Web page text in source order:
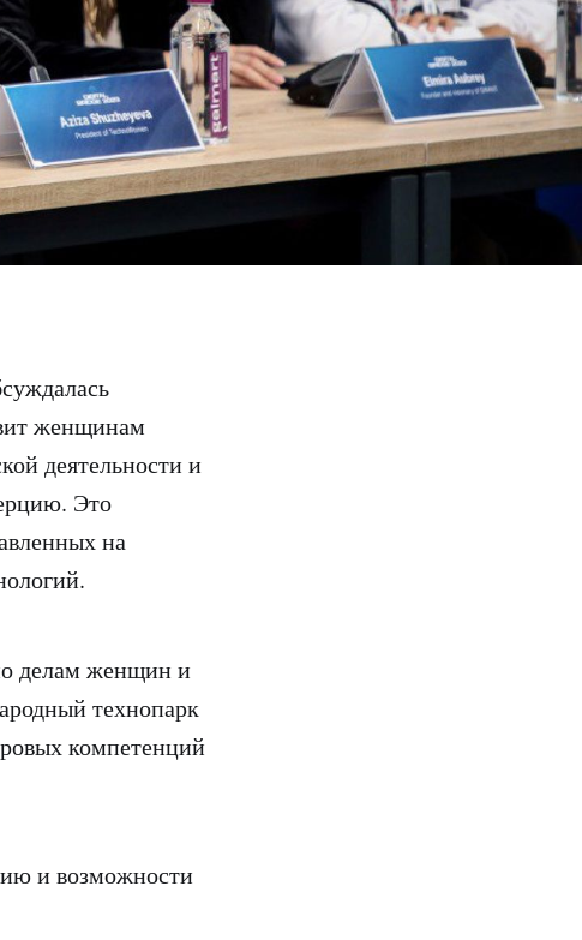
женщинам
деятельности и
Это
на
делам женщин и
технопарк
компетенций
и возможности